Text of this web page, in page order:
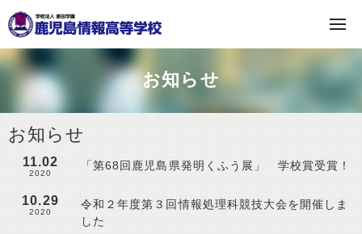
お知らせ
お知らせ
11.02
2020
「第68回鹿児島県発明くふう展」 学校賞受賞！
10.29
2020
令和２年度第３回情報処理科競技大会を開催しま
した